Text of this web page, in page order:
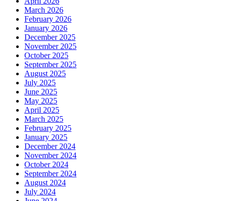
March 2026
February 2026
January 2026
December 2025
November 2025
October 2025
September 2025
August 2025
July 2025
June 2025
May 2025
April 2025
March 2025
February 2025
January 2025
December 2024
November 2024
October 2024
September 2024
August 2024
July 2024